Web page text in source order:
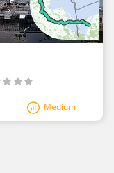
Medium